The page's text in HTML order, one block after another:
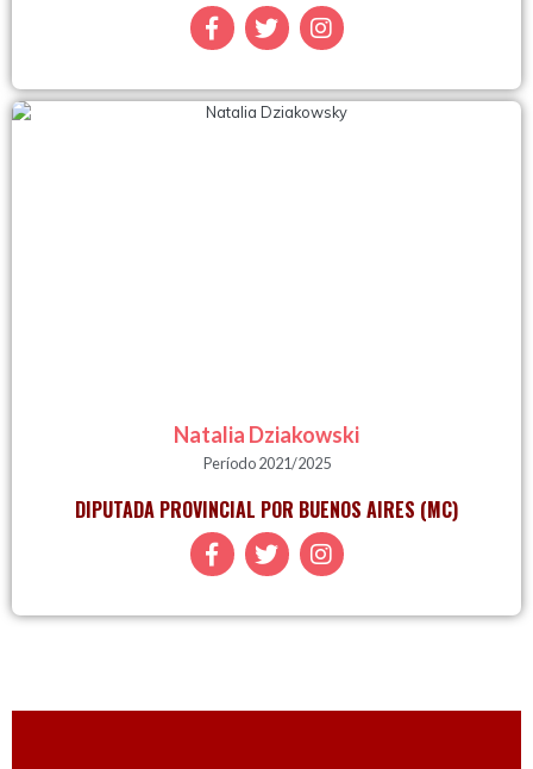
Natalia Dziakowski
Período 2021/2025
DIPUTADA PROVINCIAL POR BUENOS AIRES (MC)